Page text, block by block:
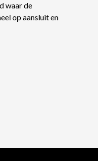
waar de
op aansluit en